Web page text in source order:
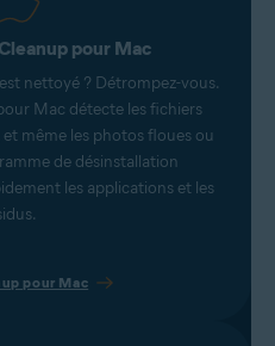
pour Mac
nettoyé ? Détrompez-vous.
Mac détecte les fichiers
même les photos floues ou
de désinstallation
les applications et les
pour Mac